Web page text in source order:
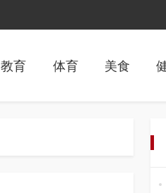
教育 体育 美食